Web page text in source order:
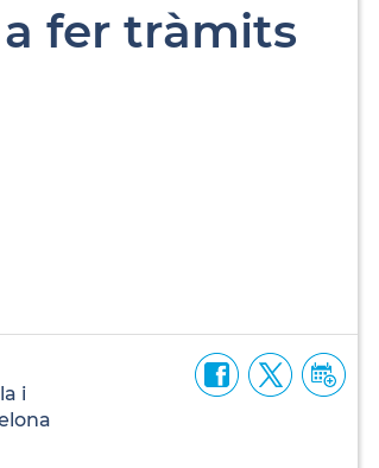
fer tràmits
i